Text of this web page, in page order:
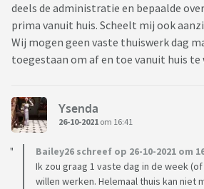
deels de administratie en bepaalde
prima vanuit huis. Scheelt mij ook
Wij mogen geen vaste thuiswerk dag
toegestaan om af en toe vanuit huis te
Ysenda
26-10-2021 om 16:41
Bailey26 schreef op 26-10-2021 om
Ik zou graag 1 vaste dag in de week
willen werken. Helemaal thuis kan niet